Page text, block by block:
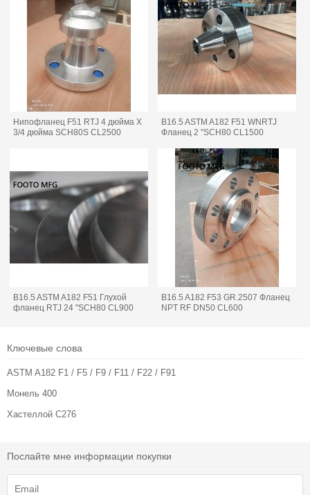
Нипофланец F51 RTJ 4 дюйма X
3/4 дюйма SCH80S CL2500
B16.5 ASTM A182 F51 WNRTJ
Фланец 2 "SCH80 CL1500
B16.5 ASTM A182 F51 Глухой
фланец RTJ 24 "SCH80 CL900
B16.5 A182 F53 GR.2507 Фланец
NPT RF DN50 CL600
Ключевые слова
ASTM A182 F1 / F5 / F9 / F11 / F22 / F91
Монель 400
Хастеллой C276
Послайте мне информации покупки